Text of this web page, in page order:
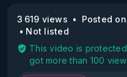
3 619 views
Posted
Not listed
This video is
got more than 100